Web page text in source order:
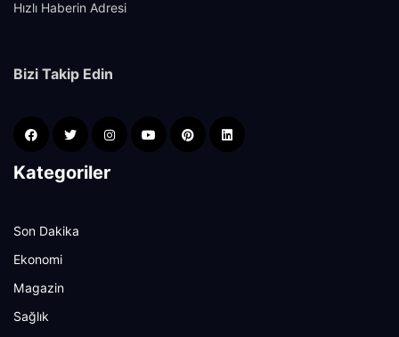
Hızlı Haberin Adresi
Bizi Takip Edin
Kategoriler
Son Dakika
Ekonomi
Magazin
Sağlık